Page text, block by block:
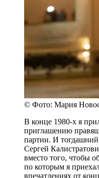
© Фото: Мария
В конце 1980-х я
приглашению
партии. И
Сергей
вместо того, чтобы
по которым я
впечатлениях от